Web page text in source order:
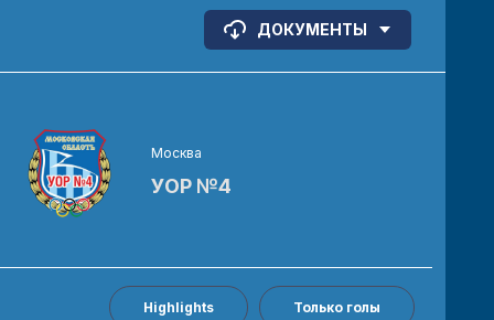
ДОКУМЕНТЫ
Москва
УОР №4
Highlights Только голы